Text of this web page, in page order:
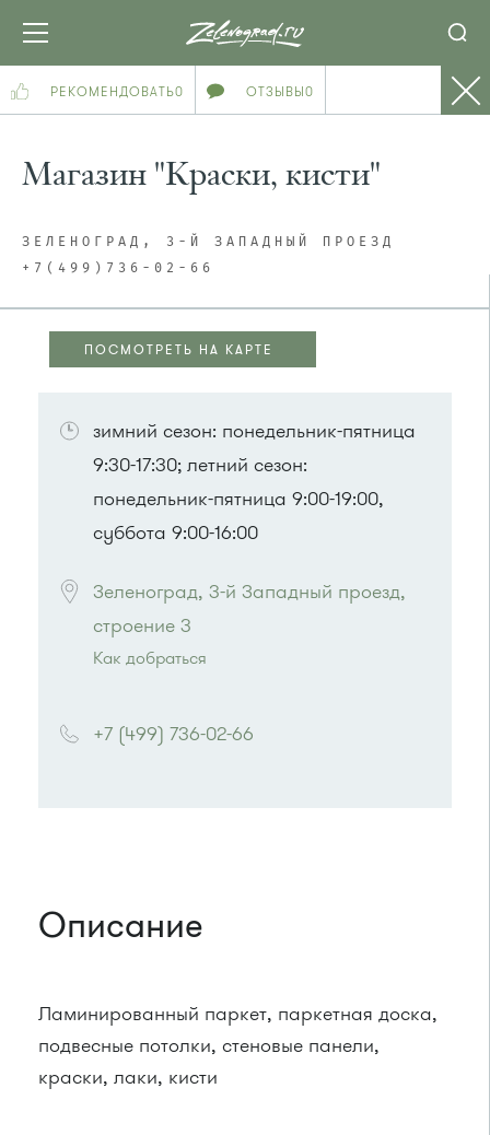
РЕКОМЕНДОВАТЬ0 ОТЗЫВЫ0
Магазин "Краски, кисти"
ЗЕЛЕНОГРАД, 3-Й ЗАПАДНЫЙ ПРОЕЗД
+7(499)736-02-66
ПОСМОТРЕТЬ НА КАРТЕ
зимний сезон: понедельник-пятница
9:30-17:30; летний сезон:
понедельник-пятница 9:00-19:00,
суббота 9:00-16:00
Зеленоград, 3-й Западный проезд,
строение 3
Как добраться
Автобусы № 3, 7, 13
или до остановки"Автокомбинат"
+7 (499) 736-02-66
Описание
Ламинированный паркет, паркетная доска,
подвесные потолки, стеновые панели,
краски, лаки, кисти